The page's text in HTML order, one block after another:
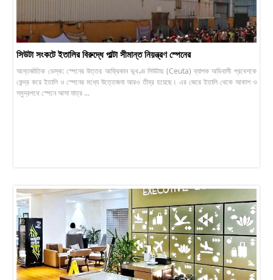
সিউটা সংকটে ইতালির বিরুদ্ধে পাল্টা সীমান্ত নিয়ন্ত্রণ স্পেনের
আন্তর্জাতিক ডেস্ক: স্পেনের উত্তর আফ্রিকান ভূখণ্ড সিউটায় (Ceuta) ব্যাপক অভিবাসী প্রবেশকে
কেন্দ্র করে ইতালি ও স্পেনের মধ্যে উত্তেজনা আরও তীব্র হয়েছে। এর জেরে ইতালি থেকে আকাশ ও
সমুদ্রপথে স্পেনে আসা যাত্র ...